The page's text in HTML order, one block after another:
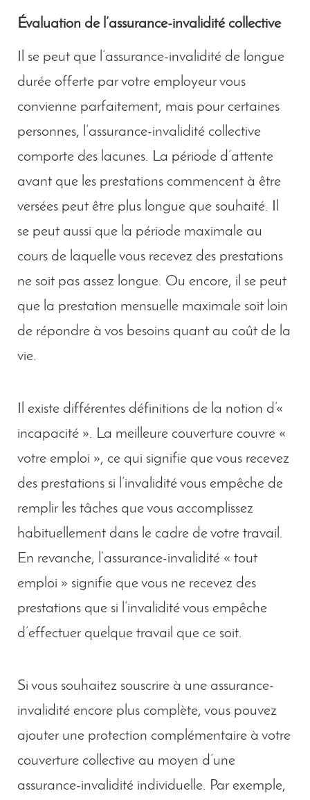
Évaluation de l’assurance-invalidité collective
Il se peut que l’assurance-invalidité de longue
durée offerte par votre employeur vous
convienne parfaitement, mais pour certaines
personnes, l’assurance-invalidité collective
comporte des lacunes. La période d’attente
avant que les prestations commencent à être
versées peut être plus longue que souhaité. Il
se peut aussi que la période maximale au
cours de laquelle vous recevez des prestations
ne soit pas assez longue. Ou encore, il se peut
que la prestation mensuelle maximale soit loin
de répondre à vos besoins quant au coût de la
vie.
Il existe différentes définitions de la notion d’«
incapacité ». La meilleure couverture couvre «
votre emploi », ce qui signifie que vous recevez
des prestations si l’invalidité vous empêche de
remplir les tâches que vous accomplissez
habituellement dans le cadre de votre travail.
En revanche, l’assurance-invalidité « tout
emploi » signifie que vous ne recevez des
prestations que si l’invalidité vous empêche
d’effectuer quelque travail que ce soit.
Si vous souhaitez souscrire à une assurance-
invalidité encore plus complète, vous pouvez
ajouter une protection complémentaire à votre
couverture collective au moyen d’une
assurance-invalidité individuelle. Par exemple,